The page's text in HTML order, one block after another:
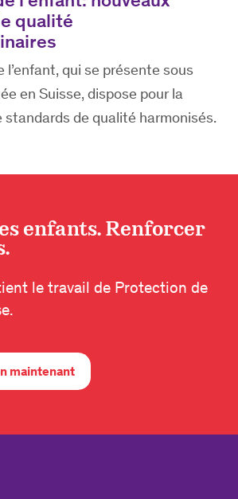
qualité
l’enfant, qui se présente sous
en Suisse, dispose pour la
standards de qualité harmonisés.
enfants. Renforcer
le travail de Protection de
maintenant